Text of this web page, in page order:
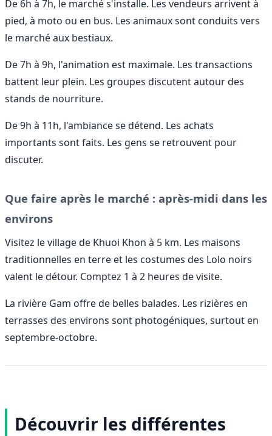
De 6h à 7h, le marché s'installe. Les vendeurs arrivent à
pied, à moto ou en bus. Les animaux sont conduits vers
le marché aux bestiaux.
De 7h à 9h, l'animation est maximale. Les transactions
battent leur plein. Les groupes discutent autour des
stands de nourriture.
De 9h à 11h, l'ambiance se détend. Les achats
importants sont faits. Les gens se retrouvent pour
discuter.
Que faire après le marché : après-midi dans les
environs
Visitez le village de Khuoi Khon à 5 km. Les maisons
traditionnelles en terre et les costumes des Lolo noirs
valent le détour. Comptez 1 à 2 heures de visite.
La rivière Gam offre de belles balades. Les rizières en
terrasses des environs sont photogéniques, surtout en
septembre-octobre.
Découvrir les différentes